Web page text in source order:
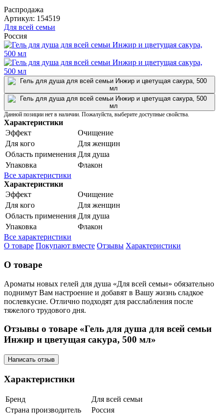
Распродажа
Артикул: 154519
Для всей семьи
Россия
Данной позиции нет в наличии. Пожалуйста, выберите доступные свойства.
Характеристики
Эффект
Очищение
Для кого
Для женщин
Область применения Для душа
Упаковка
Флакон
Все характеристики
Характеристики
Эффект
Очищение
Для кого
Для женщин
Область применения Для душа
Упаковка
Флакон
Все характеристики
О товаре Покупают вместе Отзывы Характеристики
О товаре
Ароматы новых гелей для душа «Для всей семьи» обязательно
поднимут Вам настроение и добавят в Вашу жизнь сладкое
послевкусие. Отлично подходят для расслабления после
тяжелого трудового дня.
Отзывы о товаре «Гель для душа для всей семьи
Инжир и цветущая сакура, 500 мл»
Написать отзыв
Характеристики
Бренд
Для всей семьи
Страна производитель
Россия